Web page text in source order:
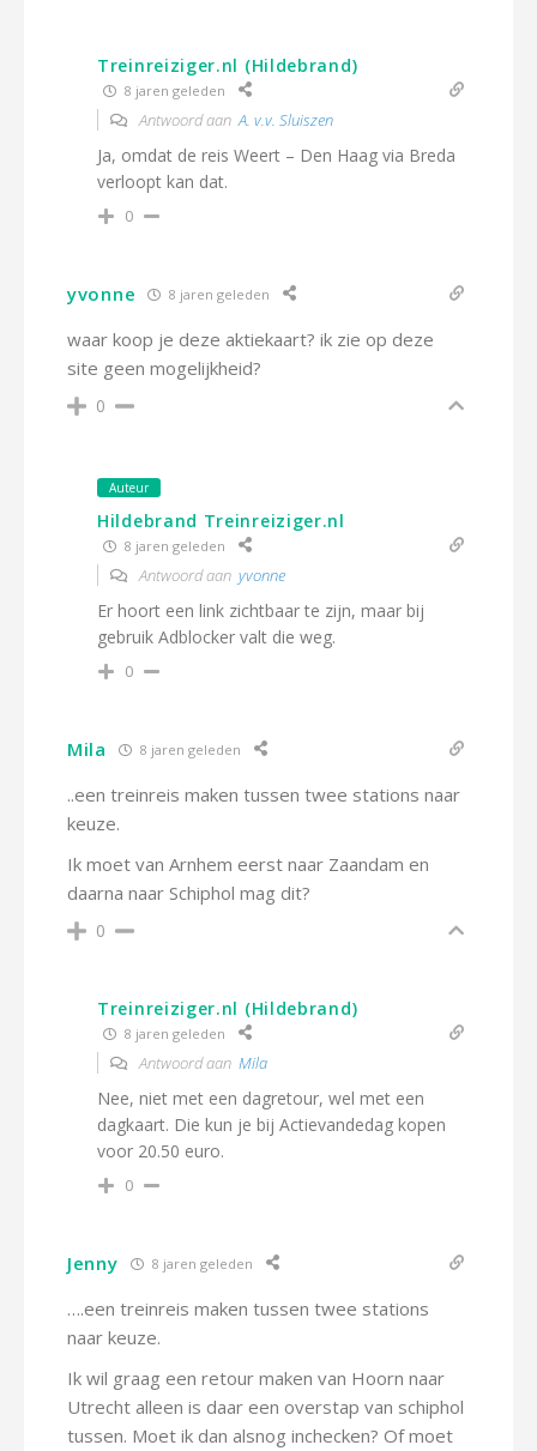
Treinreiziger.nl (Hildebrand)
8 jaren geleden
Antwoord aanA. v.v. Sluiszen
Ja, omdat de reis Weert – Den Haag via Breda
verloopt kan dat.
0
yvonne 8 jaren geleden
waar koop je deze aktiekaart? ik zie op deze
site geen mogelijkheid?
0
Auteur
Hildebrand Treinreiziger.nl
8 jaren geleden
Antwoord aan yvonne
Er hoort een link zichtbaar te zijn, maar bij
gebruik Adblocker valt die weg.
0
Mila 8 jaren geleden
..een treinreis maken tussen twee stations naar
keuze.
Ik moet van Arnhem eerst naar Zaandam en
daarna naar Schiphol mag dit?
0
Treinreiziger.nl (Hildebrand)
8 jaren geleden
Antwoord aan Mila
Nee, niet met een dagretour, wel met een
dagkaart. Die kun je bij Actievandedag kopen
voor 20.50 euro.
0
Jenny 8 jaren geleden
….een treinreis maken tussen twee stations
naar keuze.
Ik wil graag een retour maken van Hoorn naar
Utrecht alleen is daar een overstap van schiphol
tussen. Moet ik dan alsnog inchecken? Of moet